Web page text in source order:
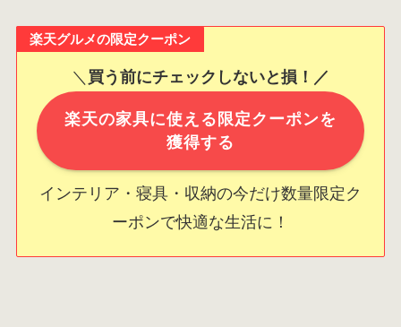
楽天グルメの限定クーポン
＼ 買う前にチェックしないと損！／
楽天の家具に使える限定クーポンを
獲得する
インテリア・寝具・収納の今だけ数量限定ク
ーポンで快適な生活に！